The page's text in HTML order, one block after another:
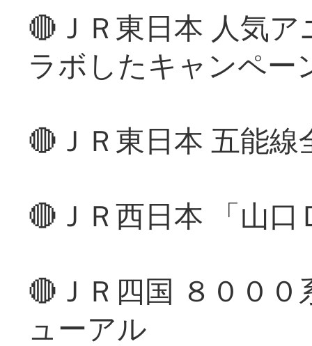
🔴ＪＲ東日本 人気
ラボしたキャンペー
🔴ＪＲ東日本 五能
🔴ＪＲ西日本 「山
🔴ＪＲ四国 ８００
ューアル